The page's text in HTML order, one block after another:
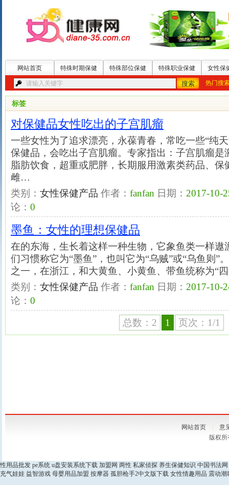
网站首页 特殊时期保健 特殊部位保健 特殊职业保健 女性保
热门搜
标签
对保健品女性吃出的子宫肌瘤
一些女性为了追求漂亮，永葆青春，常吃一些“纯
保健品，会吃出子宫肌瘤。专家指出：子宫肌瘤是
脂肪饮食，超重或肥胖，长期服用激素类药品、保
雌…
类别： 女性保健产品 作者： fanfan 日期： 2017-10-
论： 0
墨鱼：女性的理想保健品
在的东海，生长着这样一种生物，它象鱼类一样遨
们习惯称它为“墨鱼”，也叫它为“乌贼”或“乌鱼则”
之一，在浙江，和大黄鱼、小黄鱼、带鱼统称为“
类别： 女性保健产品 作者： fanfan 日期： 2017-10-
论： 0
总数：2 1 页次：1/1
网站首页
意
版权
性用品批发 pe系统 u盘安装系统下载 加盟网 两性 私家侦探 养生保健知识 中国书法网
充气娃娃 益智游戏 母婴用品加盟 按摩器 孤胆枪手2中文版下载 女性情趣用品 震动潮